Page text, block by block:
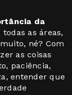
da
todas as áreas,
né? Com
as coisas
paciência,
entender que